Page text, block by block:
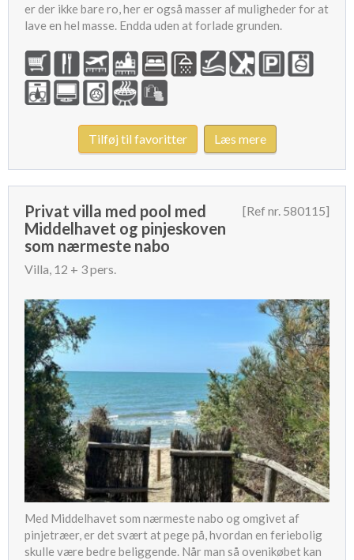
er der ikke bare ro, her er også masser af muligheder for at
lave en hel masse. Endda uden at forlade grunden.
Tilføj til favoritter Læs mere
Privat villa med pool med
Middelhavet og pinjeskoven
som nærmeste nabo
Villa, 12 + 3 pers.
[Ref nr. 580115]
Med Middelhavet som nærmeste nabo og omgivet af
pinjetræer, er det svært at pege på, hvordan en feriebolig
skulle være bedre beliggende. Når man så ovenikøbet kan